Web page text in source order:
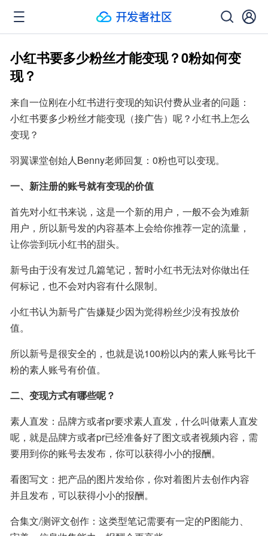
小红书要多少粉丝才能变现？0粉如何变
现？
来自一位刚在小红书进行变现的知识付费从业者的问题：
小红书要多少粉丝才能变现（接广告）呢？小红书上怎么
变现？
羽翼课堂创始人Benny老师回复：0粉也可以变现。
一、新注册的账号就有变现的价值
首先对小红书来说，这是一个新的用户，一般不会为难新
用户，所以新号发的内容基本上会给你推荐一定的流量，
让你尝到玩小红书的甜头。
新号由于没有发过几篇笔记，暂时小红书无法对你做出任
何标记，也不会对内容有什么限制。
小红书认为新号广告嫌疑少因为觉得粉丝少没有投放价
值。
所以新号是很安全的，也就是说100粉以内的素人账号比千
粉的素人账号有价值。
二、变现方式有哪些呢？
素人直发：品牌方或者pr要求素人直发，什么叫做素人直发
呢，就是品牌方或者pr已经准备好了图文或者视频内容，需
要用到你的账号去发布，你可以获得小小的报酬。
看图写文：把产品的图片发给你，你对着图片去创作内容
并且发布，可以获得小小的报酬。
合集文/测评文创作：这类型笔记需要有一定的P图能力、